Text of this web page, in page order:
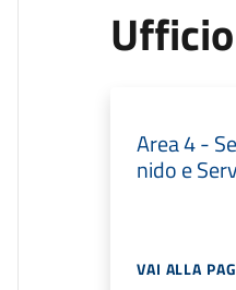
Area 4 -
nido e
VAI ALLA